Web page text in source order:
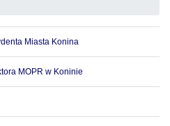
Miasta Konina
MOPR w Koninie